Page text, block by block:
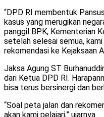
“DPD RI membentuk
kasus yang merugikan
panggil BPK, Kementerian
setelah selesai semua,
rekomendasi ke Kejaksaan
Jaksa Agung ST
dari Ketua DPD RI.
bisa terus bersinergi dan
“Soal peta jalan dan
akan kami pelajari,” ujarnya.